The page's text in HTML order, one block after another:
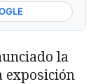
la
exposición